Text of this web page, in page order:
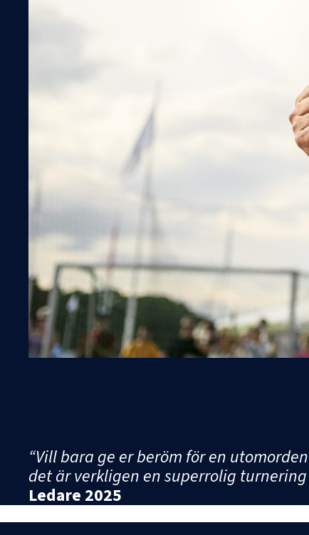
“Vill bara ge er beröm för en
det är verkligen en superrolig
Ledare 2025